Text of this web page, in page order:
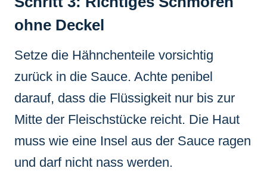
ohne Deckel
Setze die Hähnchenteile vorsichtig
zurück in die Sauce. Achte penibel
darauf, dass die Flüssigkeit nur bis zur
Mitte der Fleischstücke reicht. Die Haut
muss wie eine Insel aus der Sauce ragen
und darf nicht nass werden.